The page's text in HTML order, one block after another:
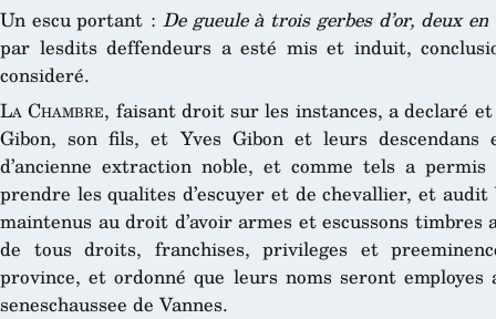
Un escu portant : De gueule à trois gerbes d’or, deux
par lesdits deffendeurs a esté mis et induit,
consideré.
La Chambre, faisant droit sur les instances, a declaré
Gibon, son fils, et Yves Gibon et leurs descendans
d’ancienne extraction noble, et comme tels a
prendre les qualites d’escuyer et de chevallier, et audit
maintenus au droit d’avoir armes et escussons
de tous droits, franchises, privileges et
province, et ordonné que leurs noms seront
seneschaussee de Vannes.